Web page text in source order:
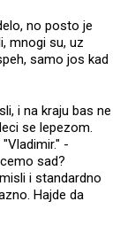
no posto je
mnogi su, uz
samo jos kad
i na kraju bas ne
se lepezom.
-
sad?
i standardno
Hajde da